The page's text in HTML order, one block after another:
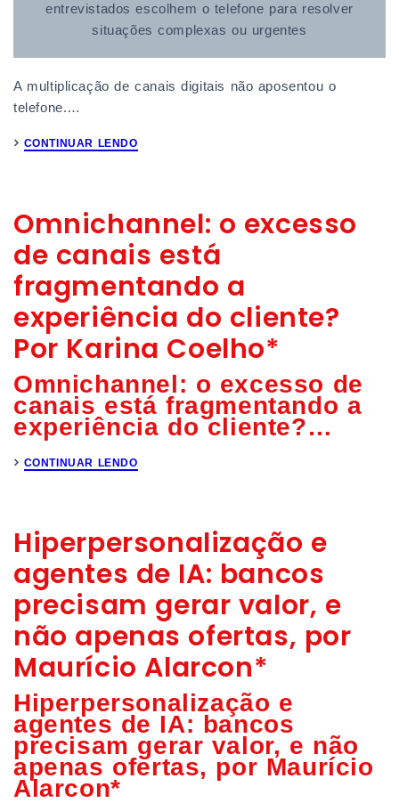
entrevistados escolhem o telefone para resolver
situações complexas ou urgentes
A multiplicação de canais digitais não aposentou o
telefone.…
CONTINUAR LENDO
Omnichannel: o excesso
de canais está
fragmentando a
experiência do cliente?
Por Karina Coelho*
Omnichannel: o excesso de
canais está fragmentando a
experiência do cliente?…
CONTINUAR LENDO
Hiperpersonalização e
agentes de IA: bancos
precisam gerar valor, e
não apenas ofertas, por
Maurício Alarcon*
Hiperpersonalização e
agentes de IA: bancos
precisam gerar valor, e não
apenas ofertas, por Maurício
Alarcon*